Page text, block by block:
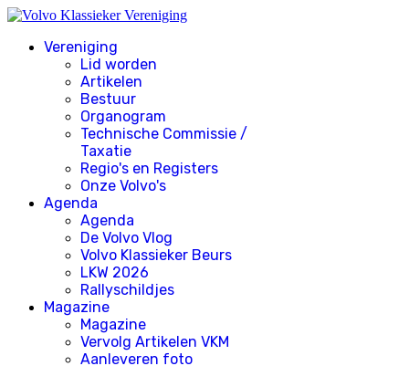
Vereniging
Lid worden
Artikelen
Bestuur
Organogram
Technische Commissie /
Taxatie
Regio's en Registers
Onze Volvo's
Agenda
Agenda
De Volvo Vlog
Volvo Klassieker Beurs
LKW 2026
Rallyschildjes
Magazine
Magazine
Vervolg Artikelen VKM
Aanleveren foto